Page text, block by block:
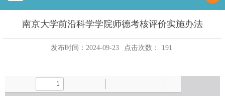
南京大学前沿科学学院师德考核评价实施办法
发布时间：2024-09-23 点击次数： 191